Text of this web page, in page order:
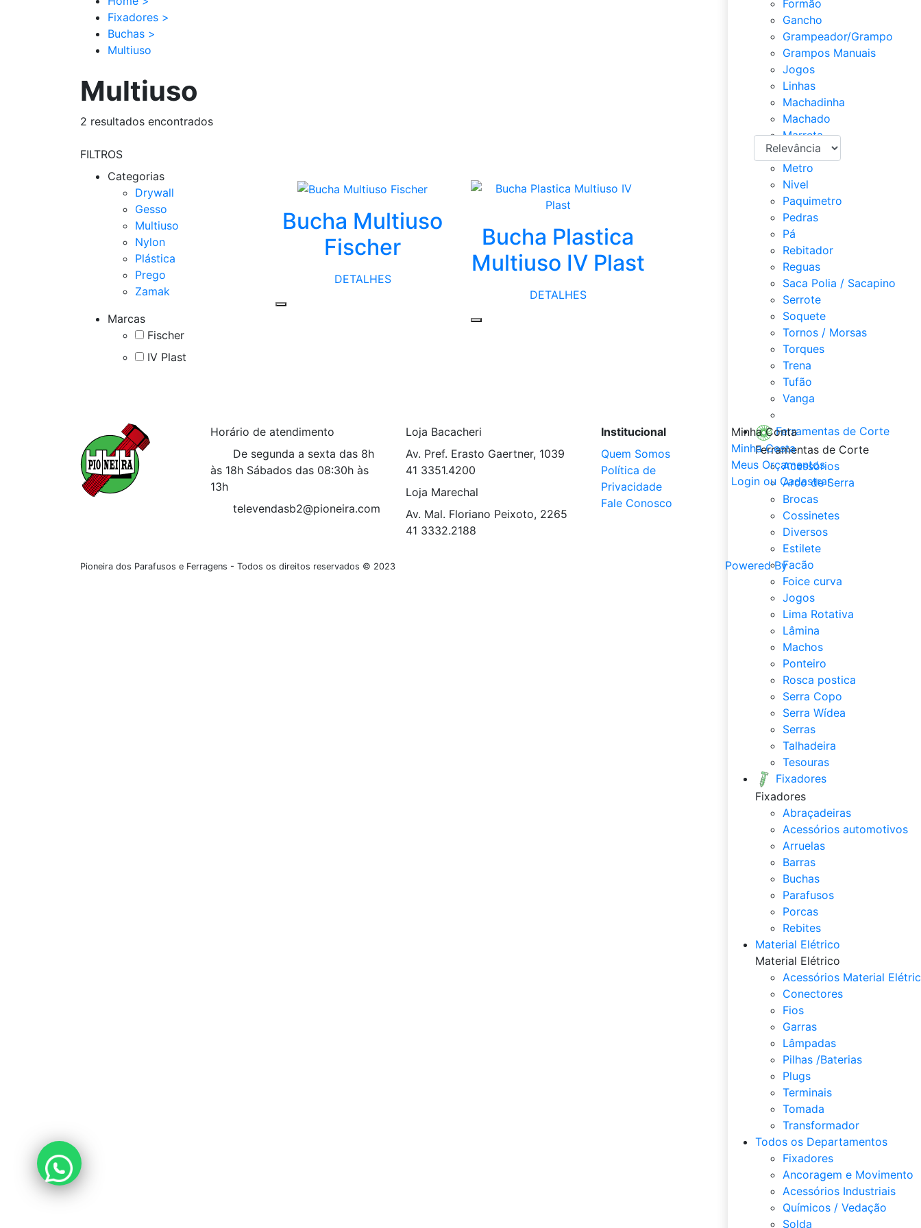
Formão
Gancho
Grampeador/Grampo
Grampos Manuais
Jogos
Linhas
Machadinha
Machado
Marreta
Martelos
Metro
Nivel
Paquimetro
Pedras
Pá
Rebitador
Reguas
Saca Polia / Sacapino
Serrote
Soquete
Tornos / Morsas
Torques
Trena
Tufão
Vanga
Ferramentas de Corte
Ferramentas de Corte
Acessórios
Arco de Serra
Brocas
Cossinetes
Diversos
Estilete
Facão
Foice curva
Jogos
Lima Rotativa
Lâmina
Machos
Ponteiro
Rosca postica
Serra Copo
Serra Wídea
Serras
Talhadeira
Tesouras
Fixadores
Fixadores
Abraçadeiras
Acessórios automotivos
Arruelas
Barras
Buchas
Parafusos
Porcas
Rebites
Material Elétrico
Material Elétrico
Acessórios Material
Conectores
Fios
Garras
Lâmpadas
Pilhas /Baterias
Plugs
Terminais
Tomada
Transformador
Todos os Departamentos
Fixadores
Ancoragem e Movimento
Acessórios Industriais
Químicos / Vedação
Solda
Fixadores >
Buchas >
Multiuso
Multiuso
2 resultados encontrados
FILTROS
Categorias
Drywall
Gesso
Multiuso
Nylon
Plástica
Prego
Zamak
Marcas
Fischer
IV Plast
Bucha Multiuso
Fischer
DETALHES
Bucha Plastica
Multiuso IV Plast
DETALHES
Horário de atendimento
De segunda a sexta das 8h
às 18h Sábados das 08:30h às
13h
televendasb2@pioneira.com
Loja Bacacheri
Av. Pref. Erasto Gaertner, 1039
41 3351.4200
Loja Marechal
Av. Mal. Floriano Peixoto, 2265
41 3332.2188
Institucional
Quem Somos
Política de
Privacidade
Fale Conosco
Minha Conta
Minha Cesta
Meus Orçamentos
Login ou Cadastrar
Pioneira dos Parafusos e Ferragens - Todos os direitos reservados © 2023 Powered By